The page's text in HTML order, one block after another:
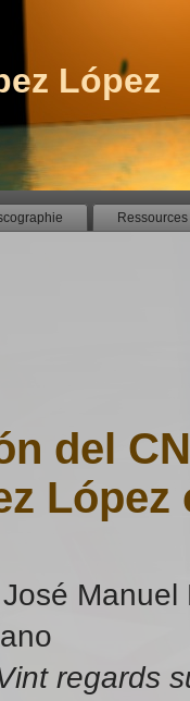
López
Ressources
del
regards